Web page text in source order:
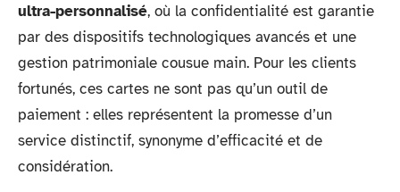
ultra-personnalisé, où la confidentialité est garantie
par des dispositifs technologiques avancés et une
gestion patrimoniale cousue main. Pour les clients
fortunés, ces cartes ne sont pas qu’un outil de
paiement : elles représentent la promesse d’un
service distinctif, synonyme d’efficacité et de
considération.